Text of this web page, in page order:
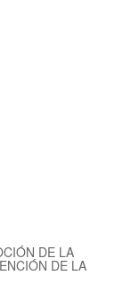
DE LA
DE LA